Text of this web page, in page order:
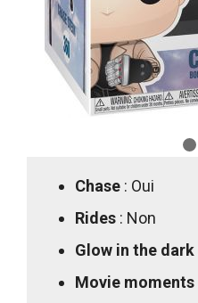
Chase : Oui
Rides : Non
Glow in the dark
Movie moments